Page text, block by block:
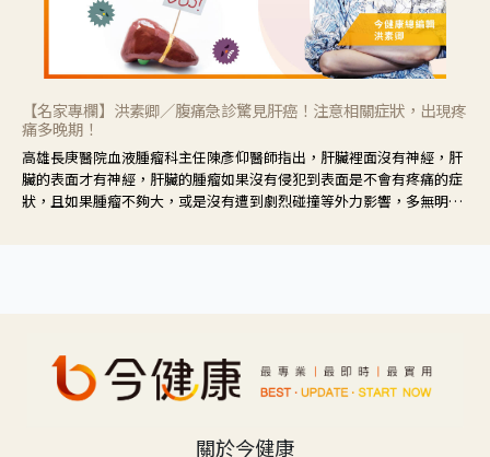
【名家專欄】洪素卿／腹痛急診驚見肝癌！注意相關症狀，出現疼
痛多晚期！
高雄長庚醫院血液腫瘤科主任陳彥仰醫師指出，肝臟裡面沒有神經，肝
臟的表面才有神經，肝臟的腫瘤如果沒有侵犯到表面是不會有疼痛的症
狀，且如果腫瘤不夠大，或是沒有遭到劇烈碰撞等外力影響，多無明顯
關於今健康